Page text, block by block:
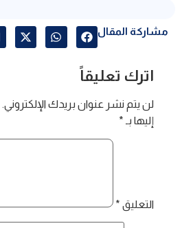
مشاركة المقال
اترك تعليقاً
لن يتم نشر عنوان بريدك الإلكتروني.
إليها بـ *
التعليق *